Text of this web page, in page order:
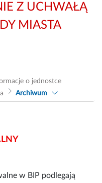
Z UCHWAŁĄ
MIASTA
o jednostce
Archiwum
w BIP podlegają